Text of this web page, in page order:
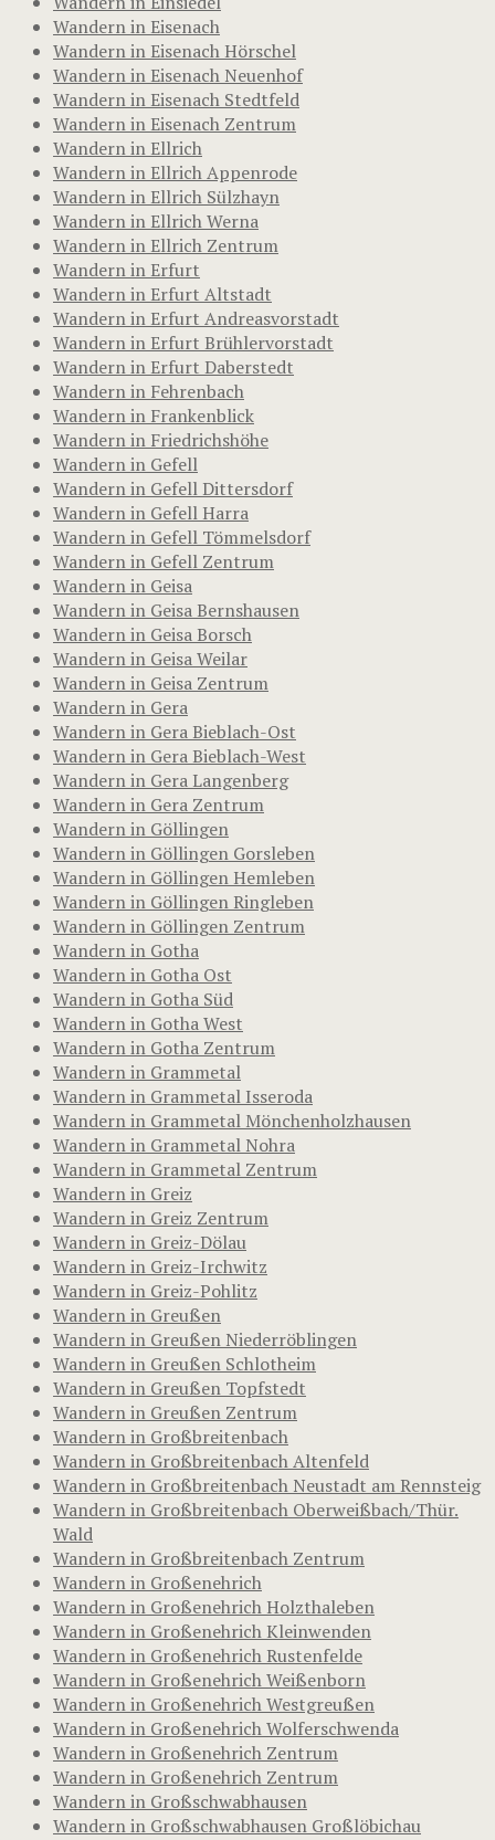
Wandern in Eisenach
Wandern in Eisenach Hörschel
Wandern in Eisenach Neuenhof
Wandern in Eisenach Stedtfeld
Wandern in Eisenach Zentrum
Wandern in Ellrich
Wandern in Ellrich Appenrode
Wandern in Ellrich Sülzhayn
Wandern in Ellrich Werna
Wandern in Ellrich Zentrum
Wandern in Erfurt
Wandern in Erfurt Altstadt
Wandern in Erfurt Andreasvorstadt
Wandern in Erfurt Brühlervorstadt
Wandern in Erfurt Daberstedt
Wandern in Fehrenbach
Wandern in Frankenblick
Wandern in Friedrichshöhe
Wandern in Gefell
Wandern in Gefell Dittersdorf
Wandern in Gefell Harra
Wandern in Gefell Tömmelsdorf
Wandern in Gefell Zentrum
Wandern in Geisa
Wandern in Geisa Bernshausen
Wandern in Geisa Borsch
Wandern in Geisa Weilar
Wandern in Geisa Zentrum
Wandern in Gera
Wandern in Gera Bieblach-Ost
Wandern in Gera Bieblach-West
Wandern in Gera Langenberg
Wandern in Gera Zentrum
Wandern in Göllingen
Wandern in Göllingen Gorsleben
Wandern in Göllingen Hemleben
Wandern in Göllingen Ringleben
Wandern in Göllingen Zentrum
Wandern in Gotha
Wandern in Gotha Ost
Wandern in Gotha Süd
Wandern in Gotha West
Wandern in Gotha Zentrum
Wandern in Grammetal
Wandern in Grammetal Isseroda
Wandern in Grammetal Mönchenholzhausen
Wandern in Grammetal Nohra
Wandern in Grammetal Zentrum
Wandern in Greiz
Wandern in Greiz Zentrum
Wandern in Greiz-Dölau
Wandern in Greiz-Irchwitz
Wandern in Greiz-Pohlitz
Wandern in Greußen
Wandern in Greußen Niederröblingen
Wandern in Greußen Schlotheim
Wandern in Greußen Topfstedt
Wandern in Greußen Zentrum
Wandern in Großbreitenbach
Wandern in Großbreitenbach Altenfeld
Wandern in Großbreitenbach Neustadt am Rennsteig
Wandern in Großbreitenbach Oberweißbach/Thür.
Wald
Wandern in Großbreitenbach Zentrum
Wandern in Großenehrich
Wandern in Großenehrich Holzthaleben
Wandern in Großenehrich Kleinwenden
Wandern in Großenehrich Rustenfelde
Wandern in Großenehrich Weißenborn
Wandern in Großenehrich Westgreußen
Wandern in Großenehrich Wolferschwenda
Wandern in Großenehrich Zentrum
Wandern in Großenehrich Zentrum
Wandern in Großschwabhausen
Wandern in Großschwabhausen Großlöbichau